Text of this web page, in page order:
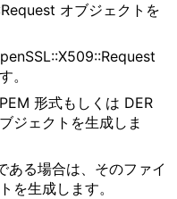
オブジェクトを
。
形式もしくは DER
ジェクトを生成しま
ある場合は、そのファイ
を生成します。